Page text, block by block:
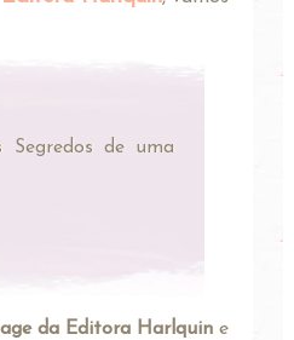
de uma
da Editora Harlquin e